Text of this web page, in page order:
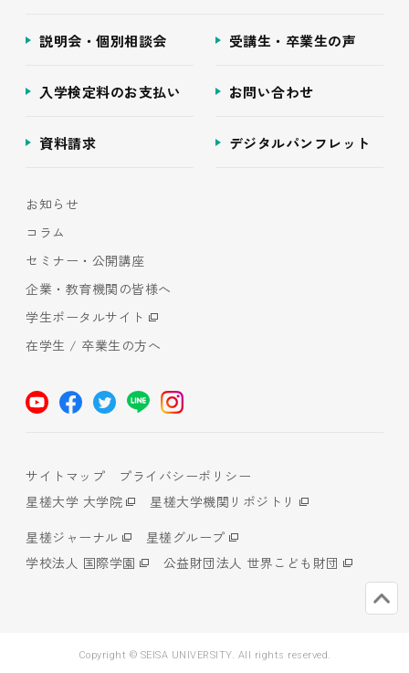
説明会・個別相談会 受講生・卒業生の声
入学検定料のお支払い お問い合わせ
資料請求 デジタルパンフレット
お知らせ
コラム
セミナー・公開講座
企業・教育機関の皆様へ
学生ポータルサイト
在学生 / 卒業生の方へ
サイトマップ
プライバシーポリシー
星槎大学 大学院
星槎大学機関リポジトリ
星槎ジャーナル
星槎グループ
学校法人 国際学園
公益財団法人 世界こども財団
Copyright © SEISA UNIVERSITY. All rights reserved.